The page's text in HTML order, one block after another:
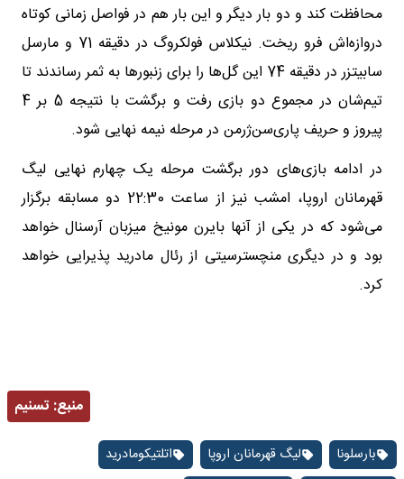
محافظت کند و دو بار دیگر و این بار هم در فواصل زمانی کوتاه
دروازه‌اش فرو ریخت. نیکلاس فولکروگ در دقیقه 71 و مارسل
سابیتزر در دقیقه 74 این گل‌ها را برای زنبور‌ها به ثمر رساندند تا
تیم‌شان در مجموع دو بازی رفت و برگشت با نتیجه 5 بر 4
پیروز و حریف پاری‌سن‌ژرمن در مرحله نیمه نهایی شود.
در ادامه بازی‌های دور برگشت مرحله یک چهارم نهایی لیگ
قهرمانان اروپا، امشب نیز از ساعت 22:30 دو مسابقه برگزار
می‌شود که در یکی از آنها بایرن مونیخ میزبان آرسنال خواهد
بود و در دیگری منچسترسیتی از رئال مادرید پذیرایی خواهد
کرد.
منبع: تسنیم
بارسلونا لیگ قهرمانان اروپا
اتلتیکومادرید